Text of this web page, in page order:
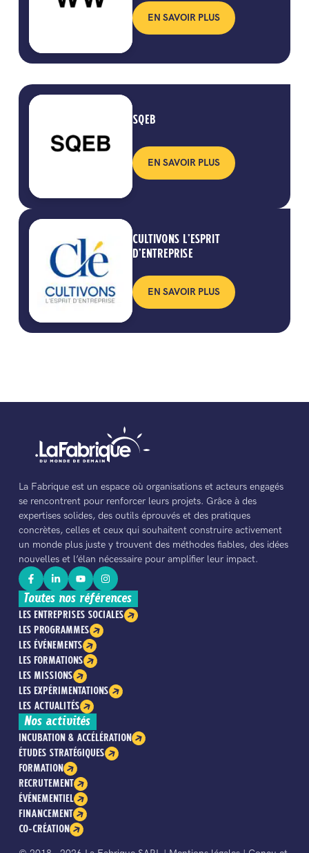
EN SAVOIR PLUS
SQEB
EN SAVOIR PLUS
CULTIVONS L’ESPRIT
D’ENTREPRISE
EN SAVOIR PLUS
La Fabrique est un espace où organisations et acteurs engagés
se rencontrent pour renforcer leurs projets. Grâce à des
expertises solides, des outils éprouvés et des pratiques
concrètes, celles et ceux qui souhaitent construire activement
un monde plus juste y trouvent des méthodes fiables, des idées
nouvelles et l’élan nécessaire pour amplifier leur impact.
Toutes nos références
LES ENTREPRISES SOCIALES
LES PROGRAMMES
LES ÉVÉNEMENTS
LES FORMATIONS
LES MISSIONS
LES EXPÉRIMENTATIONS
LES ACTUALITÉS
Nos activités
INCUBATION & ACCÉLÉRATION
ÉTUDES STRATÉGIQUES
FORMATION
RECRUTEMENT
ÉVÉNEMENTIEL
FINANCEMENT
CO-CRÉATION